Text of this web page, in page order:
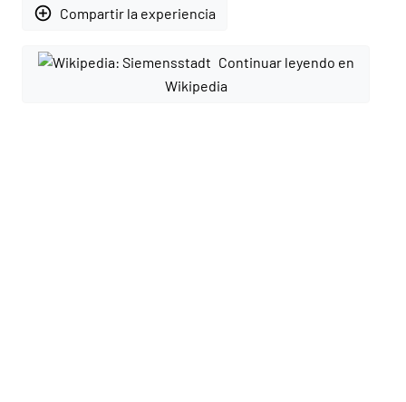
add_circle_outline Compartir la experiencia
Continuar leyendo en
Wikipedia